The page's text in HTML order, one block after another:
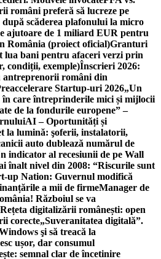
români preferă să lucreze pe
scăderea plafonului la micro
ajutoare de 1 miliard EUR pentru
România (proiect oficial)Granturi
lua bani pentru afaceri verzi prin
condiții, exemple)Înscrieri 2026:
români din
Startup-uri 2026„Un
în care întreprinderile mici și mijlocii
de la fondurile europene” –
AI – Oportunități și
la lumină: şoferii, instalatorii,
auto dublează numărul de
indicator al recesiunii de pe Wall
înalt nivel din 2008: “Riscurile sunt
up Nation: Guvernul modifică
a mii de firmeManager de
Războiul se va
Rețeta digitalizării românești: open
corecte„Suveranitatea digitală”.
şi să treacă la
ușor, dar consumul
semnal clar de încetinire